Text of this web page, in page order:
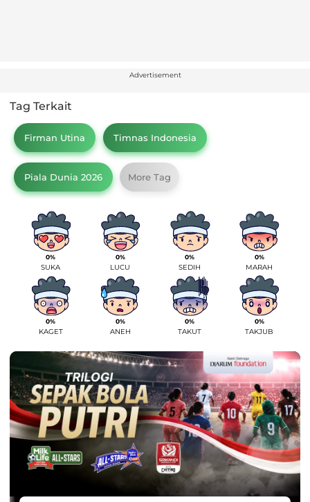
Advertisement
Tag Terkait
Firman Utina Timnas Indonesia
Piala Dunia 2026 More Tag
0%
SUKA
0%
LUCU
0%
SEDIH
0%
MARAH
0%
KAGET
0%
ANEH
0%
TAKUT
0%
TAKJUB